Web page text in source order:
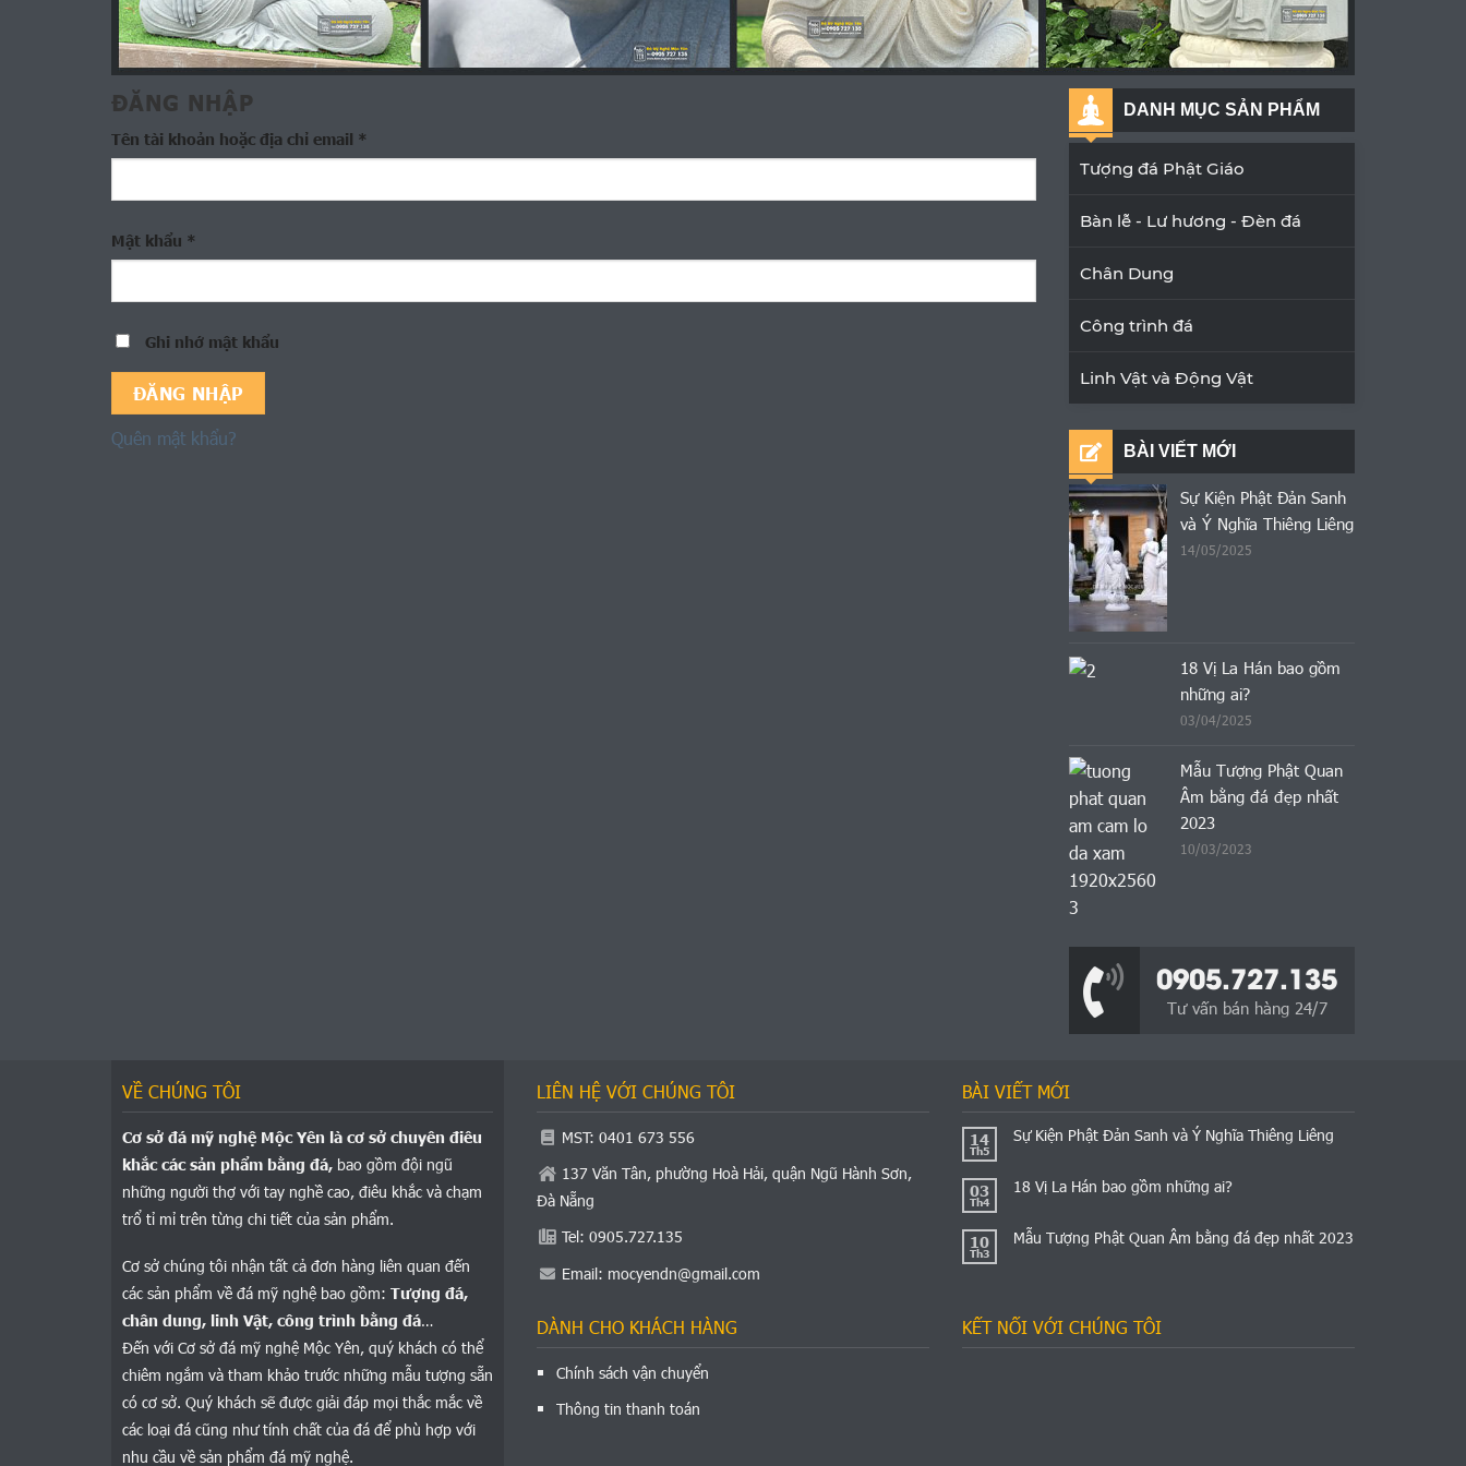
ĐĂNG NHẬP
Tên tài khoản hoặc địa chỉ email *
Mật khẩu *
Ghi nhớ mật khẩu
ĐĂNG NHẬP
Quên mật khẩu?
DANH MỤC SẢN PHẨM
Tượng đá Phật Giáo
Bàn lễ - Lư hương - Đèn đá
Chân Dung
Công trình đá
Linh Vật và Động Vật
BÀI VIẾT MỚI
Sự Kiện Phật Đản Sanh
và Ý Nghĩa Thiêng Liêng
14/05/2025
18 Vị La Hán bao gồm
những ai?
03/04/2025
Mẫu Tượng Phật Quan
Âm bằng đá đẹp nhất
2023
10/03/2023
0905.727.135
Tư vấn bán hàng 24/7
VỀ CHÚNG TÔI
Cơ sở đá mỹ nghệ Mộc Yên là cơ sở chuyên điêu
khắc các sản phẩm bằng đá, bao gồm đội ngũ
những người thợ với tay nghề cao, điêu khắc và chạm
trổ tỉ mỉ trên từng chi tiết của sản phẩm.
Cơ sở chúng tôi nhận tất cả đơn hàng liên quan đến
các sản phẩm về đá mỹ nghệ bao gồm: Tượng đá,
chân dung, linh Vật, công trình bằng đá…
Đến với Cơ sở đá mỹ nghệ Mộc Yên, quý khách có thể
chiêm ngắm và tham khảo trước những mẫu tượng sẵn
có cơ sở. Quý khách sẽ được giải đáp mọi thắc mắc về
các loại đá cũng như tính chất của đá để phù hợp với
nhu cầu về sản phẩm đá mỹ nghệ.
LIÊN HỆ VỚI CHÚNG TÔI
MST: 0401 673 556
137 Văn Tân, phường Hoà Hải, quận Ngũ Hành Sơn,
Đà Nẵng
Tel: 0905.727.135
Email: mocyendn@gmail.com
BÀI VIẾT MỚI
14
Th5
Sự Kiện Phật Đản Sanh và Ý Nghĩa Thiêng Liêng
03
Th4
18 Vị La Hán bao gồm những ai?
10
Th3
Mẫu Tượng Phật Quan Âm bằng đá đẹp nhất 2023
DÀNH CHO KHÁCH HÀNG
Chính sách vận chuyển
Thông tin thanh toán
KẾT NỐI VỚI CHÚNG TÔI